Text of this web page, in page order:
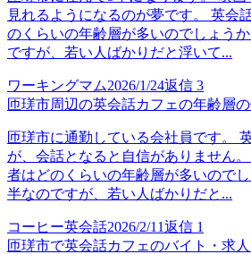
見れるようになるのが夢です。 英会
のくらいの年齢層が多いのでしょう
ですが、若い人ばかりだと浮いて...
ワーキングマム2026/1/24返信 3
匝瑳市周辺の英会話カフェの年齢層
匝瑳市に通勤している会社員です。
が、会話となると自信がありません
者はどのくらいの年齢層が多いので
半なのですが、若い人ばかりだと...
コーヒー英会話2026/2/11返信 1
匝瑳市で英会話カフェのバイト・求